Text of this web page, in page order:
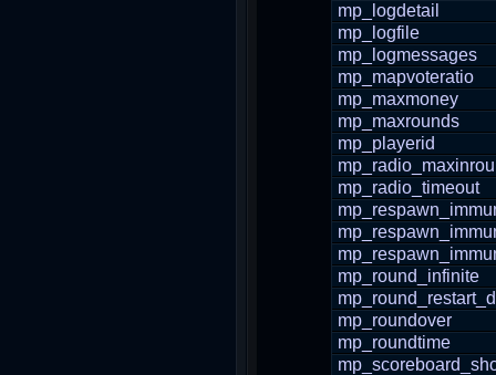
mp_logdetail
mp_logfile
mp_logmessages
mp_mapvoteratio
mp_maxmoney
mp_maxrounds
mp_playerid
mp_radio_timeout
mp_round_infinite
mp_roundover
mp_roundtime